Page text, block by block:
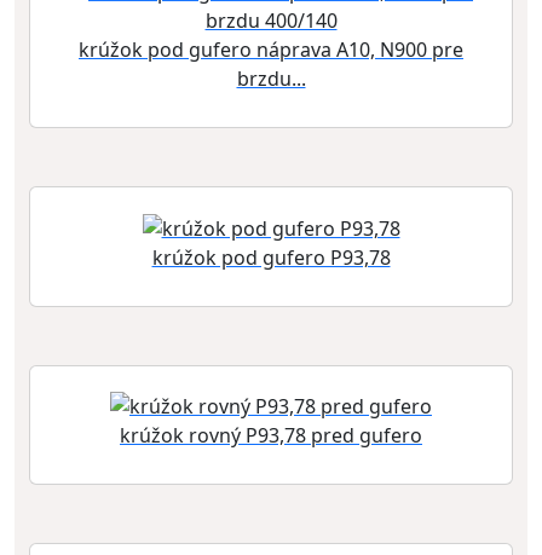
krúžok pod gufero náprava A10, N900 pre
brzdu...
krúžok pod gufero P93,78
krúžok rovný P93,78 pred gufero